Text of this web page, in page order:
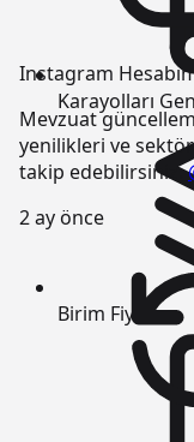
Instagram
Mevzuat
yenilikleri ve
takip edebilirsiniz:
2 ay önce
Karayolları
Birim Fiyatı